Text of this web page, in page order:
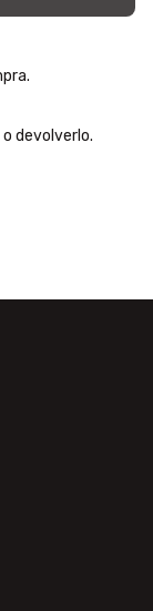
devolverlo.